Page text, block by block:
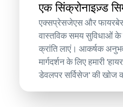
एक सिंक्रोनाइज़्ड
एक्सप्रेसजेएस और
वास्तविक समय सुविधाओं के
क्रांति लाएं। आकर्षक
मार्गदर्शन के लिए हमारी
डेवलपर सर्विसेज' की खोज